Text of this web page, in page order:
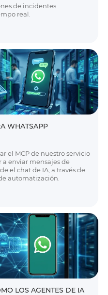
de incidentes
real.
WHATSAPP
el MCP de nuestro servicio
a enviar mensajes de
el chat de IA, a través de
automatización.
LOS AGENTES DE IA